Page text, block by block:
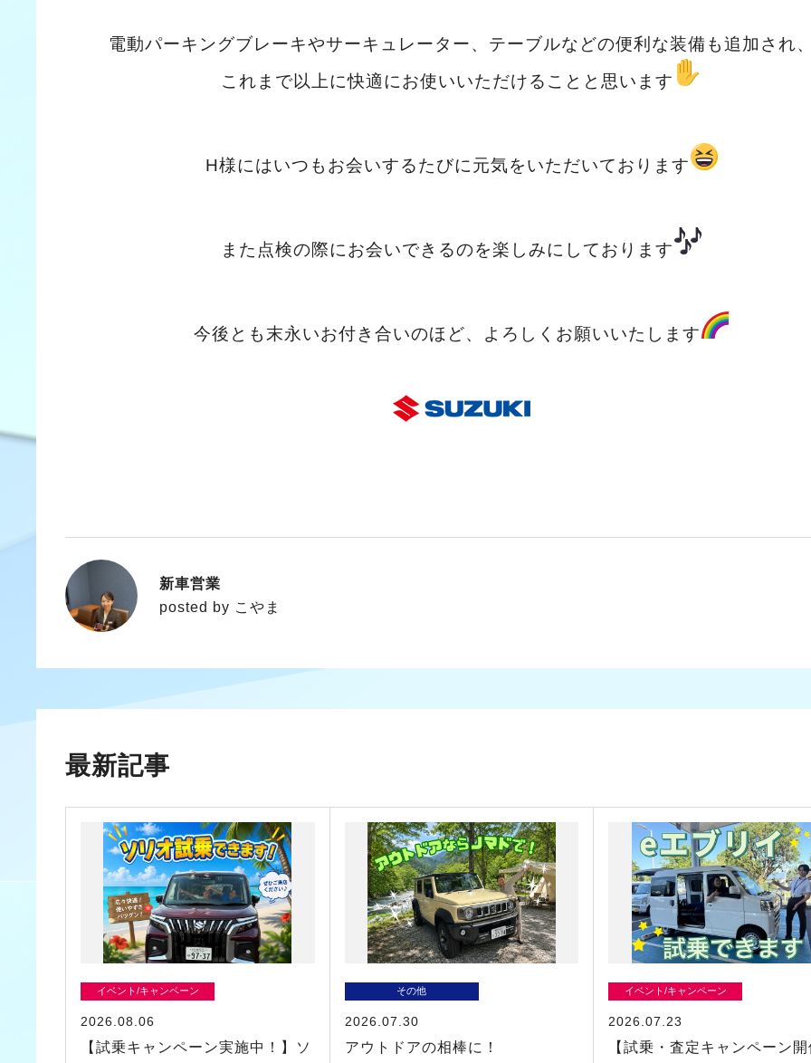
電動パーキングブレーキやサーキュレーター、テーブルなどの便利な装備も追加され
これまで以上に快適にお使いいただけることと思います
H様にはいつもお会いするたびに元気をいただいております
また点検の際にお会いできるのを楽しみにしております
今後とも末永いお付き合いのほど、よろしくお願いいたします
こやま
新車営業
posted by こやま
最新記事
イベント/キャンペーン
2026.08.06
【試乗キャンペーン実施中！】ソ
その他
2026.07.30
アウトドアの相棒に！
イベント/キャンペーン
2026.07.23
【試乗・査定キャンペーン